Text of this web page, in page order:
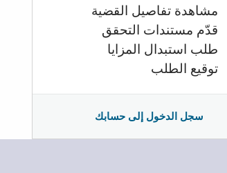
مشاهدة تفاصيل القضية
قدّم مستندات التحقق
طلب استبدال المزايا
توقيع الطلب
سجل الدخول إلى حسابك